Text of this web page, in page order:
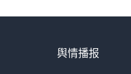
舆情播报